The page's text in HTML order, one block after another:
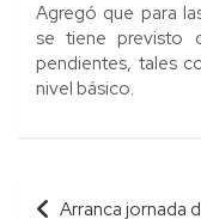
Agregó que para
se tiene previsto
pendientes, tales
nivel básico.
Navegación
Arranca jornada